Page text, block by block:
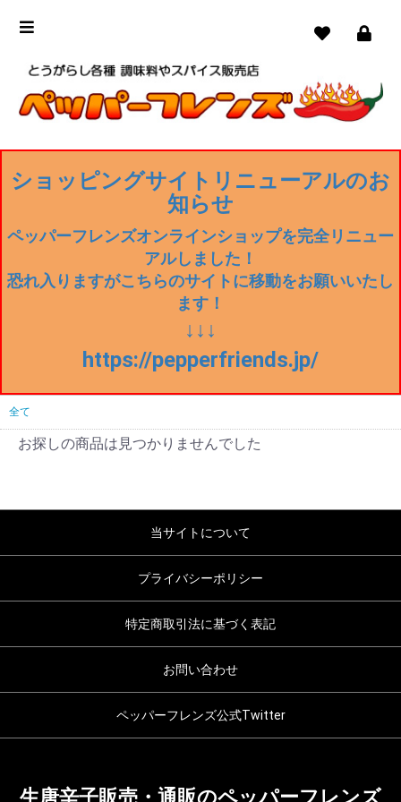
ショッピングサイトリニューアルのお
知らせ
ペッパーフレンズオンラインショップを完全リニュー
アルしました！
恐れ入りますがこちらのサイトに移動をお願いいたし
ます！
↓↓↓
https://pepperfriends.jp/
全て
お探しの商品は見つかりませんでした
当サイトについて
プライバシーポリシー
特定商取引法に基づく表記
お問い合わせ
ペッパーフレンズ公式Twitter
生唐辛子販売・通販のペッパーフレンズ